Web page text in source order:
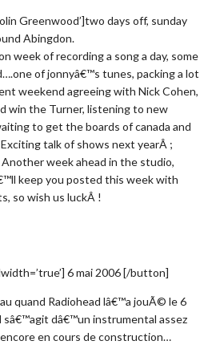
Greenwood’]two days off, sunday
Abingdon.
week of recording a song a day, some
of jonnyâ€™s tunes, packing a lot
weekend agreeing with Nick Cohen,
win the Turner, listening to new
to get the boards of canada and
talk of shows next yearÂ ;
week ahead in the studio,
keep you posted this week with
so wish us luckÂ !
6 mai 2006 [/button]
quand Radiohead lâ€™a jouÃ© le 6
sâ€™agit dâ€™un instrumental assez
en cours de construction…